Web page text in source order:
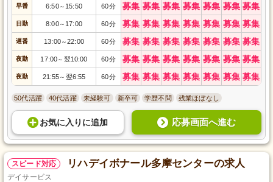
早番 6:50～ 15:50 60分 募集 募集 募集 募集 募集 募集 募集
日勤 8:00～ 17:00 60分 募集 募集 募集 募集 募集 募集 募集
遅番 13:00～22:00 60分 募集 募集 募集 募集 募集 募集 募集
夜勤 17:00～ 翌10:00 60分 募集 募集 募集 募集 募集 募集 募集
夜勤 21:55～ 翌6:55 60分 募集 募集 募集 募集 募集 募集 募集
50代活躍 40代活躍 未経験可 新卒可 学歴不問 残業ほぼなし
お気に入り に追加 応募画面へ進む
スピード対応 リハデイボナール多摩センターの求人
デイサービス